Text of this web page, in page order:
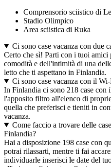
Comprensorio sciistico di
Stadio Olimpico
Area sciistica di Ruka
Ci sono case vacanza con due
Certo che sì! Parti con i tuoi amici
comodità e dell'intimità di una
letto che ti aspettano in Finlandia.
Ci sono case vacanza con il
In Finlandia ci sono 218 case
l'apposito filtro all'elenco di
quella che preferisci e tieniti in
vacanza.
Come faccio a trovare delle
Finlandia?
Hai a disposizione 198 case con
potrai rilassarti, mentre ti fai
individuarle inserisci le date del